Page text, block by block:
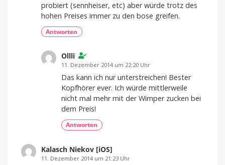
probiert (sennheiser, etc) aber würde trotz des
hohen Preises immer zu den bose greifen.
Antworten
Ollli
11. Dezember 2014 um 22:20 Uhr
Das kann ich nur unterstreichen! Bester
Kopfhörer ever. Ich würde mittlerweile
nicht mal mehr mit der Wimper zucken bei
dem Preis!
Antworten
Kalasch Niekov [iOS]
11. Dezember 2014 um 21:23 Uhr